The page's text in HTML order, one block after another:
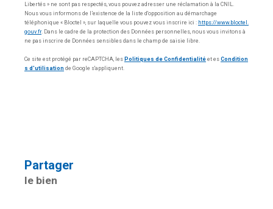
Libertés » ne sont pas respectés, vous pouvez adresser une réclamation à la CNIL.
Nous vous informons de l’existence de la liste d'opposition au démarchage
téléphonique « Bloctel », sur laquelle vous pouvez vous inscrire ici : https://www.bloctel.
gouv.fr. Dans le cadre de la protection des Données personnelles, nous vous invitons à
ne pas inscrire de Données sensibles dans le champ de saisie libre.
Ce site est protégé par reCAPTCHA, les Politiques de Confidentialité et es Condition
s d'utilisation de Google s'appliquent.
partager
le bien